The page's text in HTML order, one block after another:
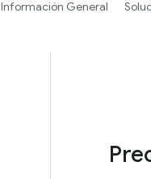
Información General